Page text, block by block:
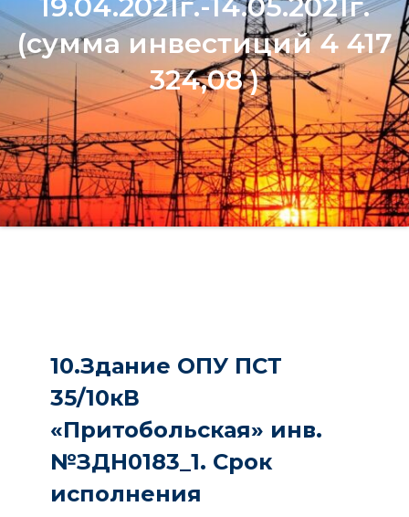
19.04.2021г.-14.05.2021г.
(сумма инвестиций 4 417
324,08 )
10.Здание ОПУ ПСТ
35/10кВ
«Притобольская» инв.
№ЗДН0183_1. Срок
исполнения